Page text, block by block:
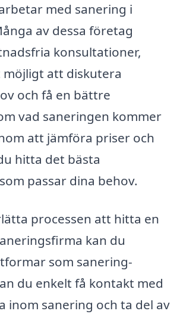
med sanering i
av dessa företag
konsultationer,
att diskutera
och få en bättre
vad saneringen kommer
att jämföra priser och
hitta det bästa
passar dina behov.
processen att hitta en
kan du
som sanering-
du enkelt få kontakt med
inom sanering och ta del av